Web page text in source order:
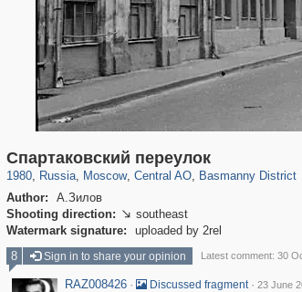
Спартаковский переулок
1980, Russia
1,406,336 29,243
, Moscow
319,780 8,286
, Central AO
159,978 5,916
, Basmanny District
13,198
Author:
А.Зилов
Shooting direction:  southeast
Watermark signature:
uploaded by 2rel
8 Sign in to share your opinion Latest comment: 30
RAZ008426 · Discussed fragment · 23 June